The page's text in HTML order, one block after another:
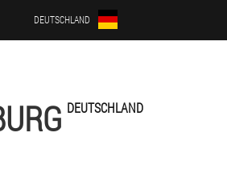
DEUTSCHLAND
DEUTSCHLAND